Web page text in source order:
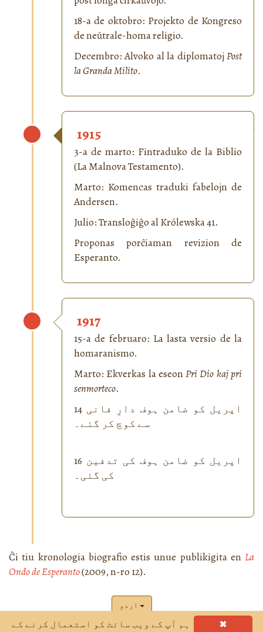
18-a de oktobro: Projekto de Kongreso
de neŭtrale-homa religio.
Decembro: Alvoko al la diplomatojPost
la Granda Milito.
1915
3-a de marto: Fintraduko de la Biblio
(La Malnova Testamento).
Marto: Komencas traduki fabelojn de
Andersen.
Julio: Transloĝiĝo al Królewska 41.
Proponas porĉiaman revizion de
Esperanto.
1917
15-a de februaro: La lasta versio de la
homaranismo.
Marto: Ekverkas la eseonPri Dio kaj pri
senmorteco.
14 اپریل کو ضامن ہوف دارِ فانی
سے کوچ کر گئے۔
16 اپریل کو ضامن ہوف کی تدفین
کی گئی۔
Ĉi tiu kronologia biografio estis unue publikigita en La
Ondo de Esperanto(2009, n-ro 12).
Retejo realigita deEdukado@Interreto ✖
ہم آپ کے ویب سائٹ کو استعمال کرنے کے